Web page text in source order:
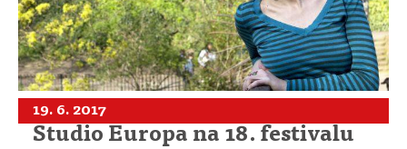
19. 6. 2017
Studio Europa na 18. festivalu